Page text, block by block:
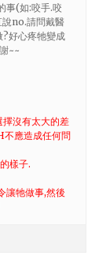
事(如:咬手.咬
說no.請問戴醫
好心疼牠變成
~~
沒有太大的差
不應造成任何問
樣子.
讓牠做事,然後